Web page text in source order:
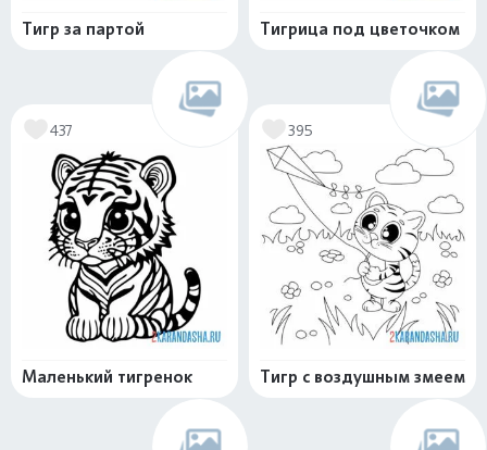
Тигр за партой Тигрица под цветочком
437
Маленький тигренок
395
Тигр с воздушным змеем